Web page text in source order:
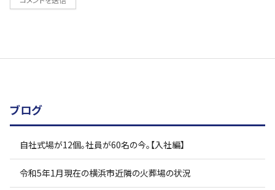
ブログ
自社式場が12個。社員が60名の今。【入社編】
令和5年1月現在の横浜市近隣の火葬場の状況